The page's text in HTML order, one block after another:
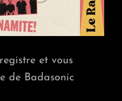
et vous
de Badasonic